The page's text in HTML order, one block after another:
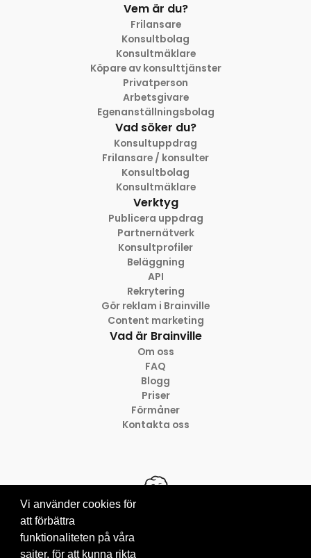
Vem är du?
Frilansare
Konsultbolag
Konsultmäklare
Köpare av konsulttjänster
Privatperson
Arbetsgivare
Egenanställningsbolag
Vad söker du?
Konsultuppdrag
Frilansare / konsulter
Konsultbolag
Konsultmäklare
Verktyg
Publicera uppdrag
Partnernätverk
Konsultprofiler
Beläggning
API
Rekrytering
Gör reklam i Brainville
Content marketing
Vad är Brainville
Om oss
FAQ
Blogg
Priser
Förmåner
Kontakta oss
© 2012-2026 Brainville AB
Villkor för tjänsten
Vi använder cookies för
att förbättra
funktionaliteten på våra
sajter, för att kunna rikta